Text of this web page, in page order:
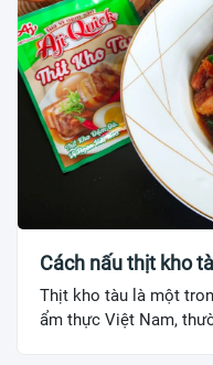
Cách nấu thịt kho
Thịt kho tàu là một
ẩm thực Việt Nam,